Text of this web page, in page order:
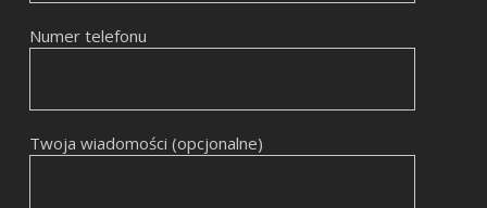
Numer telefonu
Twoja wiadomości (opcjonalne)